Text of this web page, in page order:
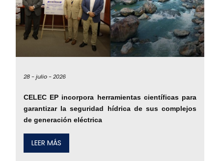
28 -julio -2026
CELEC EP incorpora herramientas científicas para
garantizar la seguridad hídrica de sus complejos
de generación eléctrica
LEER MÁS